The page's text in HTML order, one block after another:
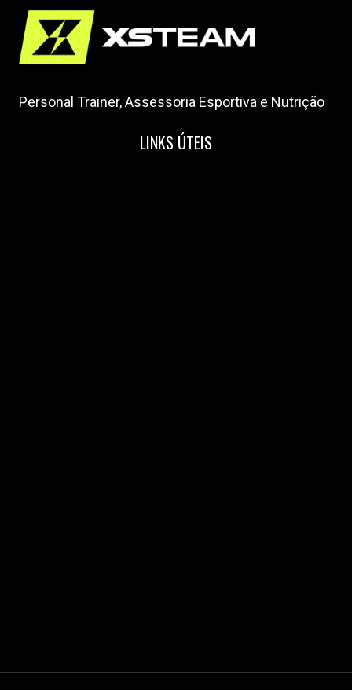
Personal Trainer, Assessoria Esportiva e Nutrição
LINKS ÚTEIS